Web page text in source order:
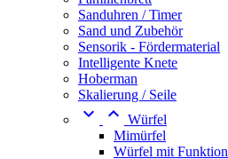
Sanduhren / Timer
Sand und Zubehör
Sensorik - Fördermaterial
Intelligente Knete
Hoberman
Skalierung / Seile
  Würfel
Mimürfel
Würfel mit Funktion